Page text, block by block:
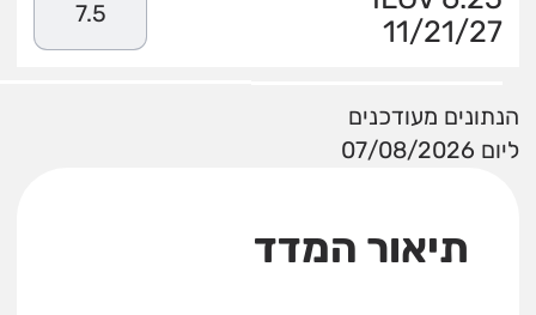
11/21/27
7.5
הנתונים מעודכנים
ליום 07/08/2026
תיאור המדד